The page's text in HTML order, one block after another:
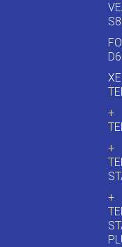
+
+
+